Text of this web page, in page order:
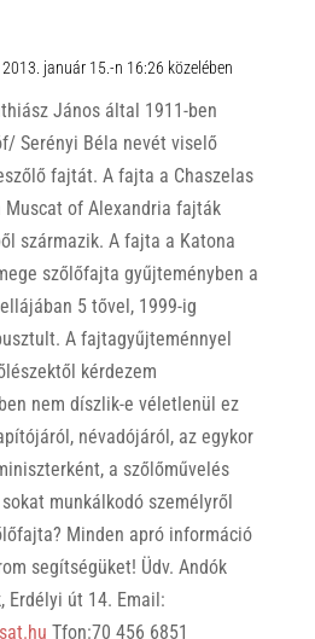
2013. január 15.-n 16:26 közelében
János által 1911-ben
Serényi Béla nevét viselő
fajtát. A fajta a Chaszelas
Muscat of Alexandria fajták
származik. A fajta a Katona
szőlőfajta gyűjteményben a
5 tővel, 1999-ig
A fajtagyűjteménnyel
kérdezem
nem díszlik-e véletlenül ez
névadójáról, az egykor
a szőlőművelés
munkálkodó személyről
Minden apró információ
segítségüket! Üdv. Andók
Erdélyi út 14. Email:
Tfon:70 456 6851